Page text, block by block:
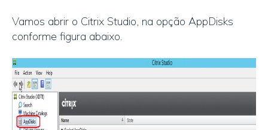
Vamos abrir o Citrix Studio, na opção AppDisks
conforme figura abaixo.